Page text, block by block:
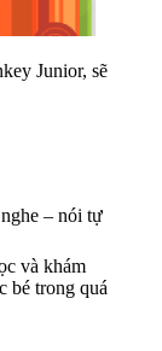
Junior, sẽ
– nói tự
và khám
bé trong quá